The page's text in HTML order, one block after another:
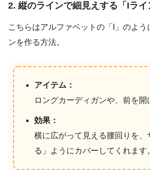
2. 縦のラインで細見えする「Iライ
こちらはアルファベットの「I」のよう
ンを作る方法。
アイテム：
ロングカーディガンや、前を開
効果：
横に広がって見える腰回りを、
る」ようにカバーしてくれます